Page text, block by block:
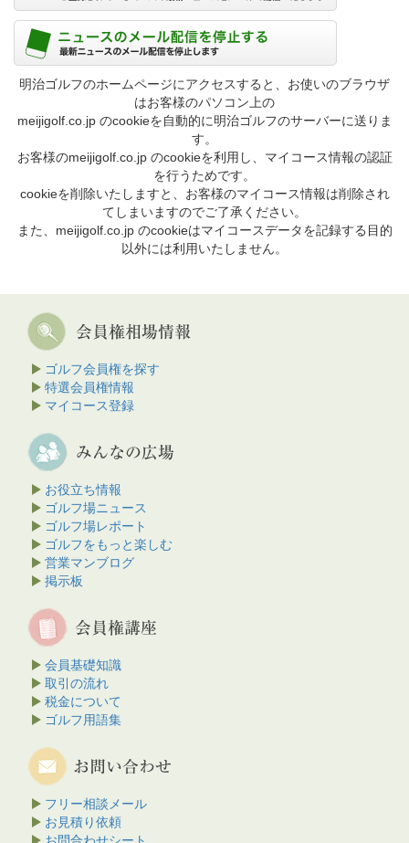
明治ゴルフのホームページにアクセスすると、お使いのブラウザ
はお客様のパソコン上の
meijigolf.co.jp のcookieを自動的に明治ゴルフのサーバーに送りま
す。
お客様のmeijigolf.co.jp のcookieを利用し、マイコース情報の認証
を行うためです。
cookieを削除いたしますと、お客様のマイコース情報は削除され
てしまいますのでご了承ください。
また、meijigolf.co.jp のcookieはマイコースデータを記録する目的
以外には利用いたしません。
ゴルフ会員権を探す
特選会員権情報
マイコース登録
お役立ち情報
ゴルフ場ニュース
ゴルフ場レポート
ゴルフをもっと楽しむ
営業マンブログ
掲示板
会員基礎知識
取引の流れ
税金について
ゴルフ用語集
フリー相談メール
お見積り依頼
お問合わせシート